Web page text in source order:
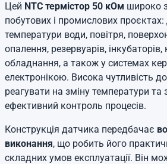
Цей NTC термістор 50 кОм широко
побутових і промислових
температури води, повітря,
опалення, резервуарів,
обладнання, а також у системах
електронікою. Висока чутливість
реагувати на зміну температури та
ефективний контроль процесів.
Конструкція датчика передбачає
виконання, що робить його
складних умов експлуатації. Він